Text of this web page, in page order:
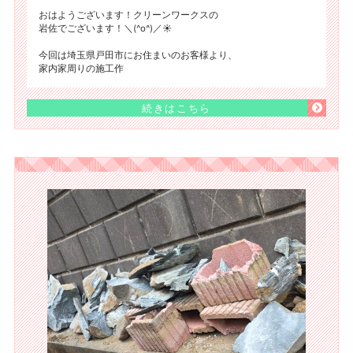
おはようございます！クリーンワークスの
岩佐でございます！＼(^o^)／☀️
​今回は埼玉県戸田市にお住まいのお客様より、
家内家周りの施工作
続きはこちら